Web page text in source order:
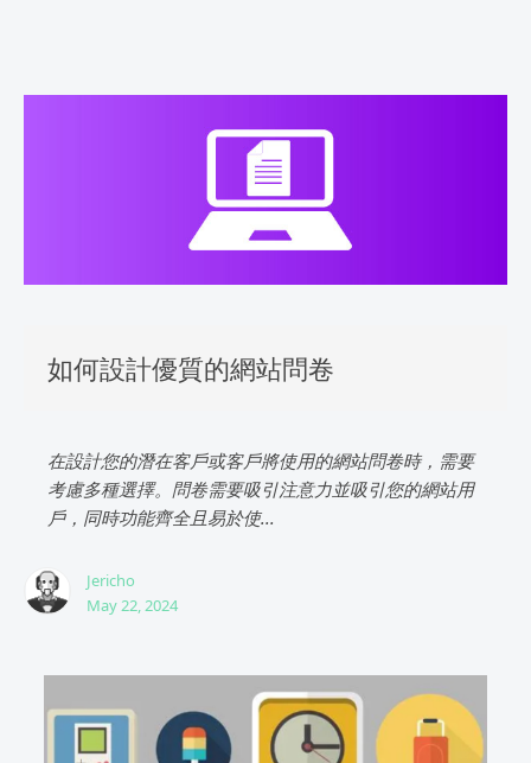
如何設計優質的網站問卷
在設計您的潛在客戶或客戶將使用的網站問卷時，需要
考慮多種選擇。問卷需要吸引注意力並吸引您的網站用
戶，同時功能齊全且易於使...
Jericho
May 22, 2024